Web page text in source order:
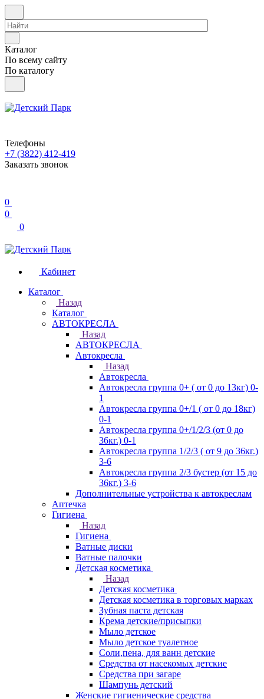
Каталог
По всему сайту
По каталогу
Телефоны
+7 (3822) 412-419
Заказать звонок
0
0
0
Кабинет
Каталог
Назад
Каталог
АВТОКРЕСЛА
Назад
АВТОКРЕСЛА
Автокресла
Назад
Автокресла
Автокресла группа 0+ ( от 0 до 13кг) 0-
1
Автокресла группа 0+/1 ( от 0 до 18кг)
0-1
Автокресла группа 0+/1/2/3 (от 0 до
36кг.) 0-1
Автокресла группа 1/2/3 ( от 9 до 36кг.)
3-6
Автокресла группа 2/3 бустер (от 15 до
36кг.) 3-6
Дополнительные устройства к автокреслам
Аптечка
Гигиена
Назад
Гигиена
Ватные диски
Ватные палочки
Детская косметика
Назад
Детская косметика
Детская косметика в торговых марках
Зубная паста детская
Крема детские/присыпки
Мыло детское
Мыло детское туалетное
Соли,пена, для ванн детские
Средства от насекомых детские
Средства при загаре
Шампунь детский
Женские гигиенические средства